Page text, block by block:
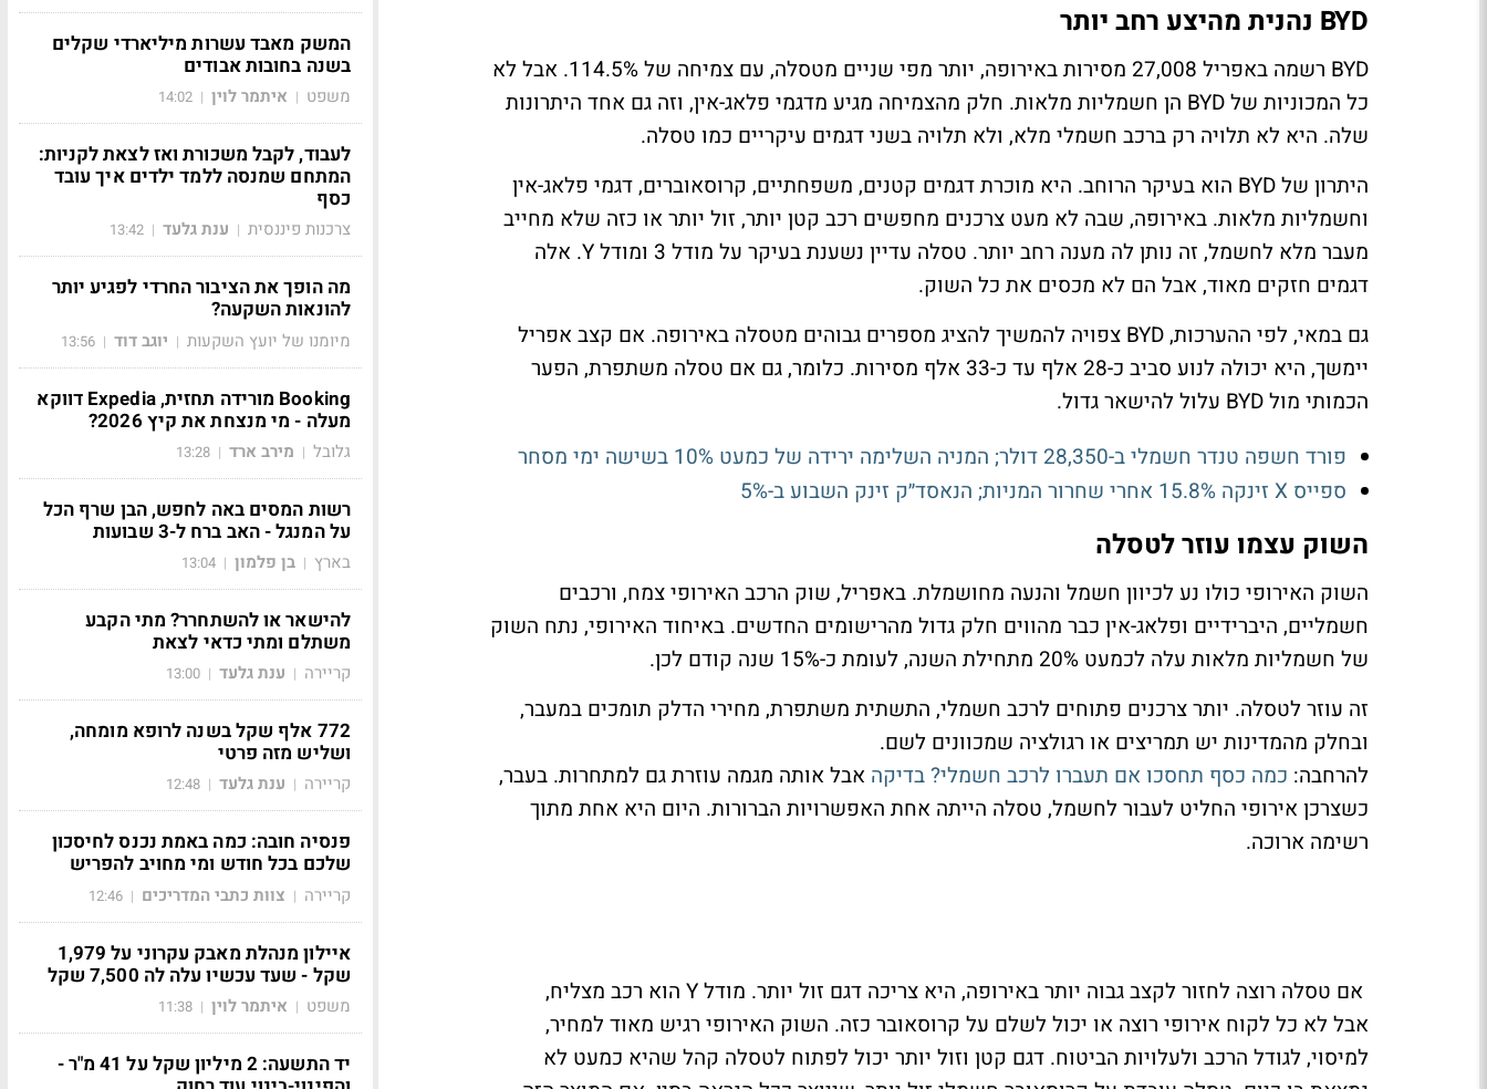
BYD נהנית מהיצע רחב יותר
BYD רשמה באפריל 27,008 מסירות באירופה, יותר מפי שניים מטסלה, עם צמיחה של 114.5%. אבל לא
כל המכוניות של BYD הן חשמליות מלאות. חלק מהצמיחה מגיע מדגמי פלאג-אין, וזה גם אחד היתרונות
שלה. היא לא תלויה רק ברכב חשמלי מלא, ולא תלויה בשני דגמים עיקריים כמו טסלה.
היתרון של BYD הוא בעיקר הרוחב. היא מוכרת דגמים קטנים, משפחתיים, קרוסאוברים, דגמי פלאג-אין
וחשמליות מלאות. באירופה, שבה לא מעט צרכנים מחפשים רכב קטן יותר, זול יותר או כזה שלא מחייב
מעבר מלא לחשמל, זה נותן לה מענה רחב יותר. טסלה עדיין נשענת בעיקר על מודל 3 ומודל Y. אלה
דגמים חזקים מאוד, אבל הם לא מכסים את כל השוק.
גם במאי, לפי ההערכות, BYD צפויה להמשיך להציג מספרים גבוהים מטסלה באירופה. אם קצב אפריל
יימשך, היא יכולה לנוע סביב כ-28 אלף עד כ-33 אלף מסירות. כלומר, גם אם טסלה משתפרת, הפער
הכמותי מול BYD עלול להישאר גדול.
פורד חשפה טנדר חשמלי ב-28,350 דולר; המניה השלימה ירידה של כמעט 10% בשישה ימי מסחר
ספייס X זינקה 15.8% אחרי שחרור המניות; הנאסד״ק זינק השבוע ב-5%
השוק עצמו עוזר לטסלה
השוק האירופי כולו נע לכיוון חשמל והנעה מחושמלת. באפריל, שוק הרכב האירופי צמח, ורכבים
חשמליים, היברידיים ופלאג-אין כבר מהווים חלק גדול מהרישומים החדשים. באיחוד האירופי, נתח השוק
של חשמליות מלאות עלה לכמעט 20% מתחילת השנה, לעומת כ-15% שנה קודם לכן.
זה עוזר לטסלה. יותר צרכנים פתוחים לרכב חשמלי, התשתית משתפרת, מחירי הדלק תומכים במעבר,
ובחלק מהמדינות יש תמריצים או רגולציה שמכוונים לשם.
להרחבה: כמה כסף תחסכו אם תעברו לרכב חשמלי? בדיקה אבל אותה מגמה עוזרת גם למתחרות. בעבר,
כשצרכן אירופי החליט לעבור לחשמל, טסלה הייתה אחת האפשרויות הברורות. היום היא אחת מתוך
רשימה ארוכה.
אם טסלה רוצה לחזור לקצב גבוה יותר באירופה, היא צריכה דגם זול יותר. מודל Y הוא רכב מצליח,
אבל לא כל לקוח אירופי רוצה או יכול לשלם על קרוסאובר כזה. השוק האירופי רגיש מאוד למחיר,
למיסוי, לגודל הרכב ולעלויות הביטוח. דגם קטן וזול יותר יכול לפתוח לטסלה קהל שהיא כמעט לא
המשק מאבד עשרות מיליארדי שקלים
בשנה בחובות אבודים
משפט | איתמר לוין |
14:02
לעבוד, לקבל משכורת ואז לצאת לקניות:
המתחם שמנסה ללמד ילדים איך עובד
כסף
צרכנות פיננסית | ענת גלעד |
13:42
מה הופך את הציבור החרדי לפגיע יותר
להונאות השקעה?
מיומנו של יועץ השקעות | יוגב דוד |
13:56
Booking מורידה תחזית, Expedia דווקא
מעלה - מי מנצחת את קיץ 2026?
גלובל | מירב ארד |
13:28
רשות המסים באה לחפש, הבן שרף הכל
על המנגל - האב ברח ל-3 שבועות
בארץ | בן פלמון |
13:04
להישאר או להשתחרר? מתי הקבע
משתלם ומתי כדאי לצאת
קריירה | ענת גלעד |
13:00
772 אלף שקל בשנה לרופא מומחה,
ושליש מזה פרטי
קריירה | ענת גלעד |
12:48
פנסיה חובה: כמה באמת נכנס לחיסכון
שלכם בכל חודש ומי מחויב להפריש
קריירה | צוות כתבי המדריכים |
12:46
איילון מנהלת מאבק עקרוני על 1,979
שקל - שעד עכשיו עלה לה 7,500 שקל
משפט | איתמר לוין |
11:38
יד התשעה: 2 מיליון שקל על 41 מ"ר -